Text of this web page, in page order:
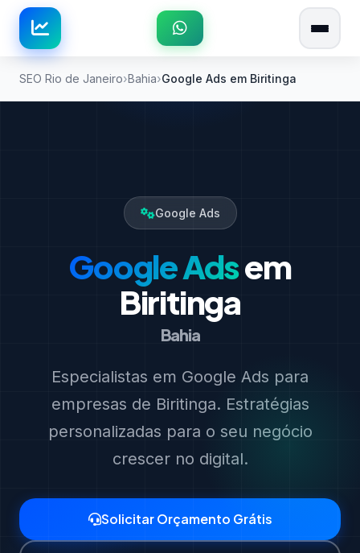
SEO Rio de Janeiro Bahia Google Ads em Biritinga
Google Ads
Google Adsem
Biritinga
Bahia
Especialistas em Google Ads para
empresas de Biritinga. Estratégias
personalizadas para o seu negócio
crescer no digital.
Solicitar Orçamento Grátis